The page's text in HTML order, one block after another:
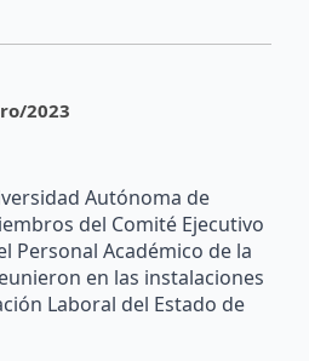
2023
Autónoma de
del Comité Ejecutivo
Personal Académico de la
en las instalaciones
Laboral del Estado de